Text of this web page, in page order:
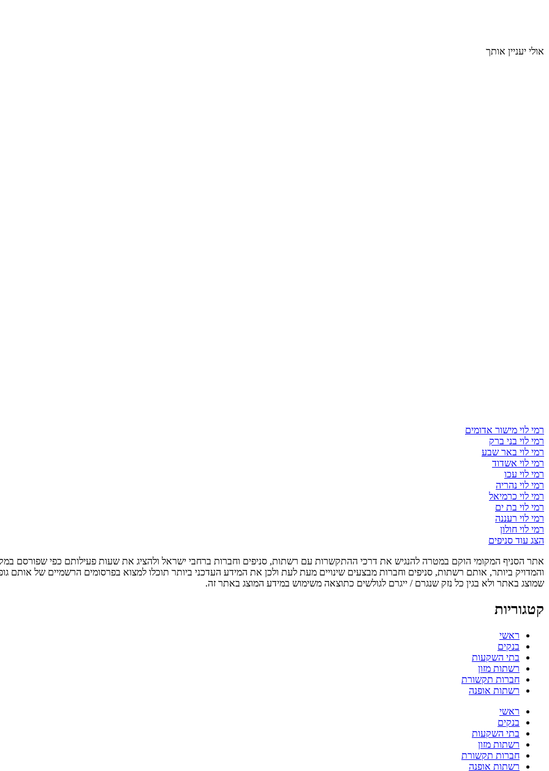
אולי יעניין אותך
רמי לוי מישור אדומים
רמי לוי בני ברק
רמי לוי באר שבע
רמי לוי אשדוד
רמי לוי עכו
רמי לוי נהריה
רמי לוי כרמיאל
רמי לוי בת ים
רמי לוי רעננה
רמי לוי חולון
הצג עוד סניפים
אתר הסניף המקומי הוקם במטרה להנגיש את דרכי ההתקשרות עם רשתות, סניפים וחברות ברחבי ישראל ולהציג את שעות פעילותם כפי שפורסם
והמדויק ביותר, אותם רשתות, סניפים וחברות מבצעים שינויים מעת לעת ולכן את המידע העדכני ביותר תוכלו למצוא בפרסומים הרשמיים של אותם
שמוצג באתר ולא בגין כל נזק שנגרם / ייגרם לגולשים כתוצאה משימוש במידע המוצג באתר זה.
קטגוריות
ראשי
בנקים
בתי השקעות
רשתות מזון
חברות תקשורת
רשתות אופנה
ראשי
בנקים
בתי השקעות
רשתות מזון
חברות תקשורת
רשתות אופנה